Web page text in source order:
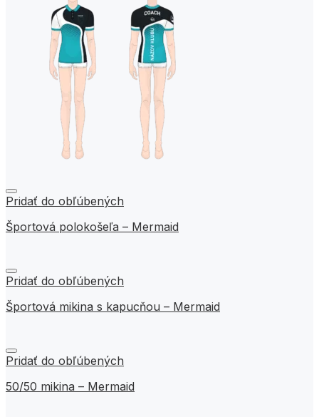
Pridať do obľúbených
Športová polokošeľa – Mermaid
Pridať do obľúbených
Športová mikina s kapucňou – Mermaid
Pridať do obľúbených
50/50 mikina – Mermaid